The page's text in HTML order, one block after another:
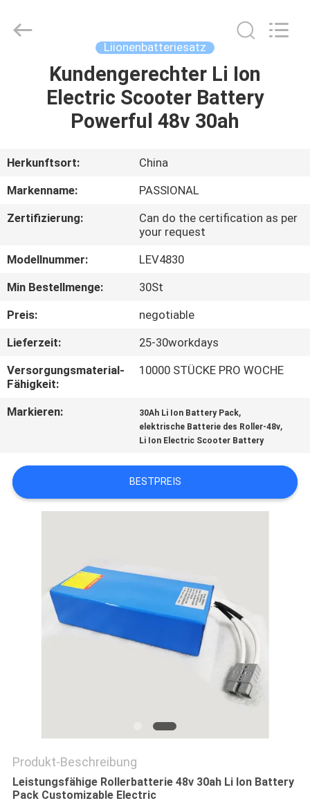
HAUS
PRODUKTE
ÜBER
UNS
FABRIK-
AUSFLUG
QUALITÄTSKONTROLLE
TRETEN
SIE
MIT
UNS
VERBINDUNG
NACHRICHTEN
SITEMAP
PRIVACY
Ltd..
Liionenbatteriesatz
Kundengerechter Li Ion
Electric Scooter Battery
Powerful 48v 30ah
Herkunftsort:
China
Markenname:
PASSIONAL
Zertifizierung:
Can do the certification as per
your request
Modellnummer:
LEV4830
Min Bestellmenge:
30St
Preis:
negotiable
Lieferzeit:
25-30workdays
Versorgungsmaterial-
Fähigkeit:
10000 STÜCKE PRO WOCHE
Markieren: 30Ah Li Ion Battery Pack,
elektrische Batterie des Roller-48v,
Li Ion Electric Scooter Battery
BESTPREIS
Produkt-Beschreibung
Leistungsfähige Rollerbatterie 48v 30ah Li Ion Battery
Pack Customizable Electric